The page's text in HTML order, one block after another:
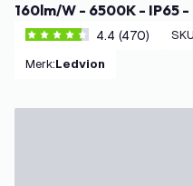
160lm/W - 6500K - IP65 -
4.4 score sterren
4.4 (470) SKU
Merk: Ledvion